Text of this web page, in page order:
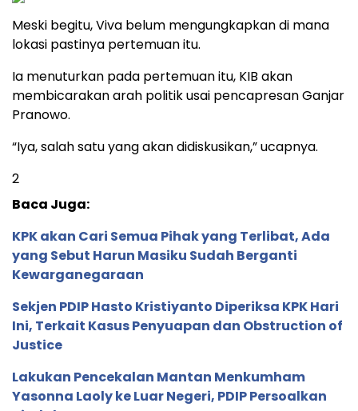
Meski begitu, Viva belum mengungkapkan di mana
lokasi pastinya pertemuan itu.
Ia menuturkan pada pertemuan itu, KIB akan
membicarakan arah politik usai pencapresan Ganjar
Pranowo.
“Iya, salah satu yang akan didiskusikan,” ucapnya.
2
Baca Juga:
KPK akan Cari Semua Pihak yang Terlibat, Ada
yang Sebut Harun Masiku Sudah Berganti
Kewarganegaraan
Sekjen PDIP Hasto Kristiyanto Diperiksa KPK Hari
Ini, Terkait Kasus Penyuapan dan Obstruction of
Justice
Lakukan Pencekalan Mantan Menkumham
Yasonna Laoly ke Luar Negeri, PDIP Persoalkan